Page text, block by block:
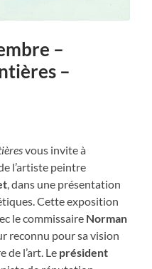
–
–
vous invite à
l’artiste peintre
, dans une présentation
Cette exposition
le commissaire Norman
reconnu pour sa vision
l’art. Le président